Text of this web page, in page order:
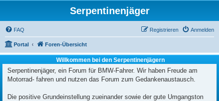
Serpentinenjäger
FAQ Anmelden
Registrieren
Portal Foren-Übersicht
Willkommen bei den Serpentinenjägern
Serpentinenjäger, ein Forum für BMW-Fahrer. Wir haben Freude am
Motorrad- fahren und nutzen das Forum zum Gedankenaustausch.
Die positive Grundeinstellung zueinander sowie der gute Umgangston